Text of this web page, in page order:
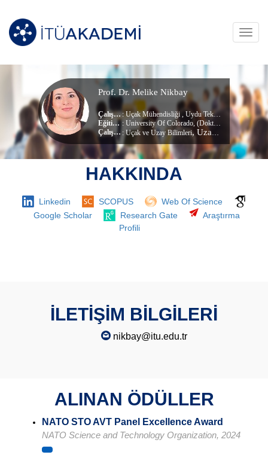
Prof. Dr. Melike Nikbay
Çalışma Alanları:Uçak Mühendisliği , Uydu Teknolojileri
Hava-
Eğitim Durumu
: University Of Colorado, (Doktora)
Çalıştığı Birim :Uçak ve Uzay Bilimleri, Uzay Mühendisliği Bölümü
HAKKINDA
Linkedin SCOPUS
Web Of Science
Google Scholar
Research Gate
Araştırma
Profili
İLETİŞİM BİLGİLERİ
nikbay@itu.edu.tr
ALINAN ÖDÜLLER
NATO STO AVT Panel Excellence Award
NATO Science and Technology Organization, 2024